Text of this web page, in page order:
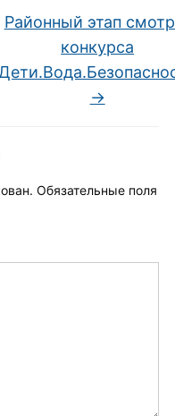
Районный этап
конкурса
→
Обязательные поля